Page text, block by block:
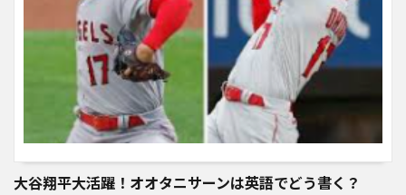
大谷翔平大活躍！オオタニサーンは英語でどう書く？